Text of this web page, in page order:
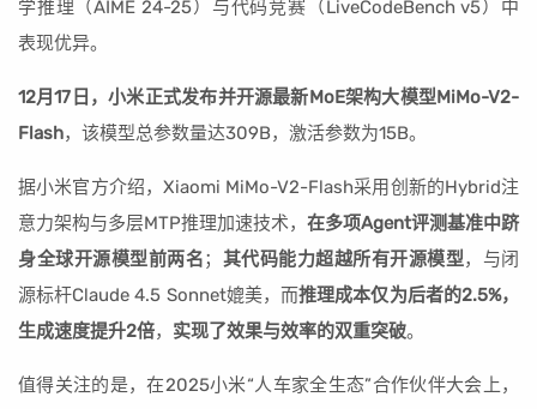
学推理（AIME 24-25）与代码竞赛（LiveCodeBench v5）中
表现优异。
12月17日，小米正式发布并开源最新MoE架构大模型MiMo-V2-
Flash，该模型总参数量达309B，激活参数为15B。
据小米官方介绍，Xiaomi MiMo-V2-Flash采用创新的Hybrid注
意力架构与多层MTP推理加速技术， 在多项Agent评测基准中跻
身全球开源模型前两名； 其代码能力超越所有开源模型，与闭
源标杆Claude 4.5 Sonnet媲美，而推理成本仅为后者的2.5%，
生成速度提升2倍， 实现了效果与效率的双重突破。
值得关注的是，在2025小米“人车家全生态”合作伙伴大会上，